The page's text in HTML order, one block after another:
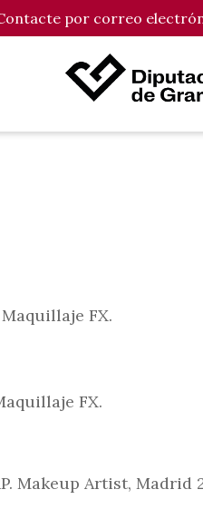
por correo
FX.
FX.
Makeup Artist, Madrid